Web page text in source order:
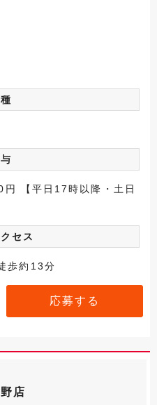
円 【平日17時以降・土日
セス
歩約13分
応募する
店